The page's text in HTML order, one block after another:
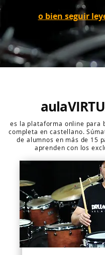
o bien seguir
es la plataforma online para
completa en castellano.
de alumnos en más de 15
aprenden con los